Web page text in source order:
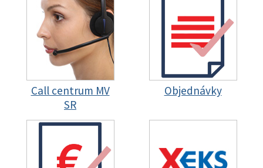
Call centrum MV
SR
Objednávky